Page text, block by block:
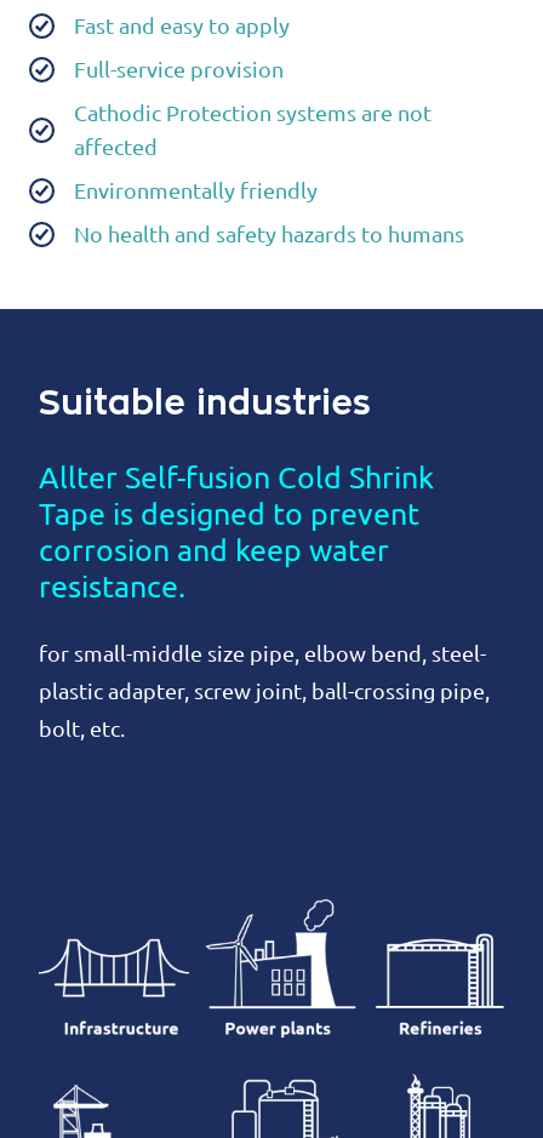
Fast and easy to apply
Full-service provision
Cathodic Protection systems are not
affected
Environmentally friendly
No health and safety hazards to humans
Suitable industries
Allter Self-fusion Cold Shrink
Tape is designed to prevent
corrosion and keep water
resistance.
for small-middle size pipe, elbow bend, steel-
plastic adapter, screw joint, ball-crossing pipe,
bolt, etc.